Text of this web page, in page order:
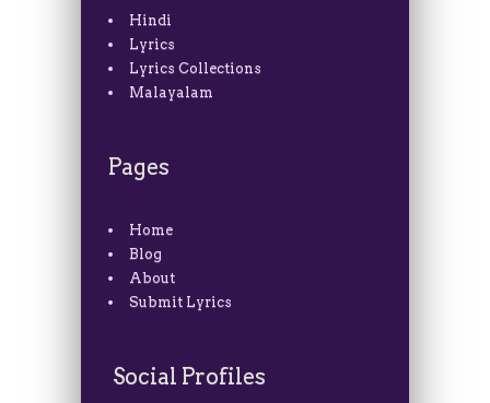
Hindi
Lyrics
Lyrics Collections
Malayalam
Pages
Home
Blog
About
Submit Lyrics
Social Profiles